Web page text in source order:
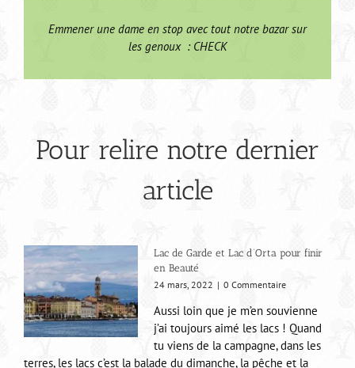
Emmener une dame en stop avec tout notre bazar sur
les genoux : CHECK
Pour relire notre dernier
article
Lac de Garde et Lac d’Orta pour finir
en Beauté
24 mars, 2022 | 0 Commentaire
Aussi loin que je m’en souvienne
j’ai toujours aimé les lacs ! Quand
tu viens de la campagne, dans les
terres, les lacs c’est la balade du dimanche, la pêche et la